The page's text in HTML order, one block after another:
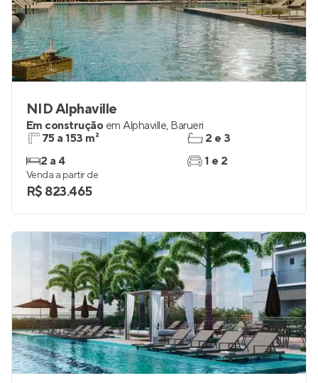
NID Alphaville
Em construção em Alphaville, Barueri
75 a 153 m²
2 a 4
2 e 3
1 e 2
Venda a partir de
R$ 823.465